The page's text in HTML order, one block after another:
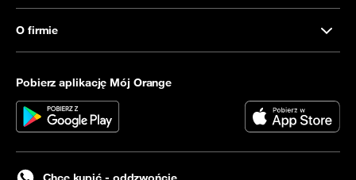
O firmie
Pobierz aplikację Mój Orange